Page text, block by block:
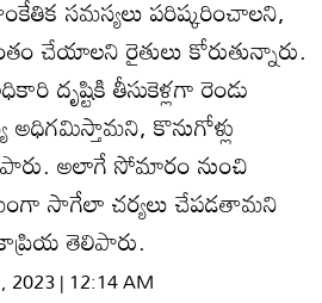
సమస్యలు పరిష్కరించాలని,
చేయాలని రైతులు కోరుతున్నారు.
దృష్టికి తీసుకెళ్లగా రెండు
కొనుగోళ్లు
అలాగే సోమారం నుంచి
సాగేలా చర్యలు చేపడతామని
తెలిపారు.
2023 | 12:14 AM